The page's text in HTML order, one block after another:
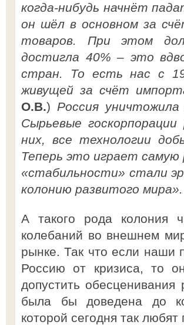
когда-нибудь начнёт
он шёл в основном за
товаров. При этом
достигла 40% – это
стран. То есть нас с
живущей за счёт
О.В.) Россия
Сырьевые
них, все технологии
Теперь это играет
«стабильности» стали
колонию развитого мира».
А такого рода колония
колебаний во внешнем
рынке. Так что если наши
Россию от кризиса, то
допустить
была бы доведена до
которой сегодня так